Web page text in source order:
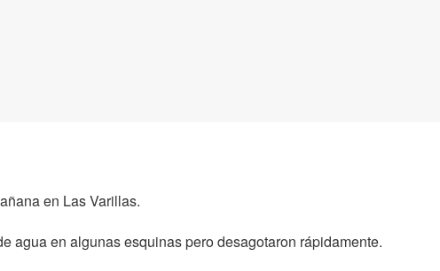
en Las Varillas.
agua en algunas esquinas pero desagotaron rápidamente.